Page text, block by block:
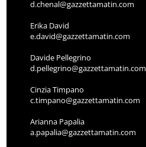
d.chenal@gazzettamatin.com
Erika David
e.david@gazzettamatin.com
Davide Pellegrino
d.pellegrino@gazzettamatin.com
Cinzia Timpano
c.timpano@gazzettamatin.com
Arianna Papalia
a.papalia@gazzettamatin.com